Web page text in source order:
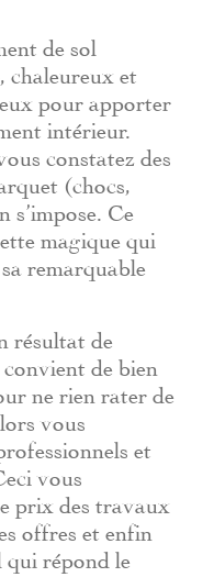
de sol
chaleureux et
pour apporter
intérieur.
constatez des
(chocs,
s’impose. Ce
magique qui
remarquable
résultat de
de bien
ne rien rater de
vous
et
vous
prix des travaux
offres et enfin
qui répond le